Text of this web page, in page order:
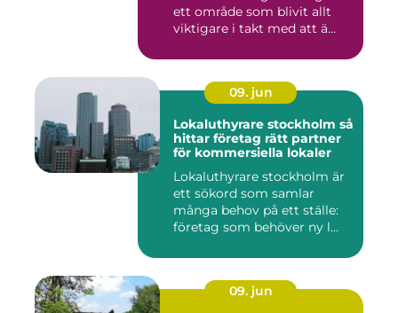
ett område som blivit allt
viktigare i takt med att ä...
09. jun
Lokaluthyrare stockholm så
hittar företag rätt partner
för kommersiella lokaler
Lokaluthyrare stockholm är
ett sökord som samlar
många behov på ett ställe:
företag som behöver ny l...
09. jun